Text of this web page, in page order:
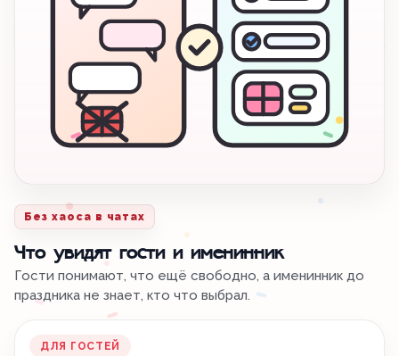
Без хаоса в чатах
Что увидят гости и именинник
Гости понимают, что ещё свободно, а именинник до
праздника не знает, кто что выбрал.
ДЛЯ ГОСТЕЙ